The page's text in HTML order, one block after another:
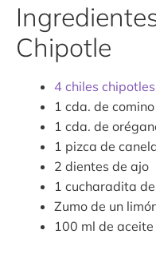
Chipotle
4 chiles chipotles
1 cda. de comino
1 cda. de
1 pizca de
2 dientes de ajo
1 cucharadita
Zumo de un
100 ml de